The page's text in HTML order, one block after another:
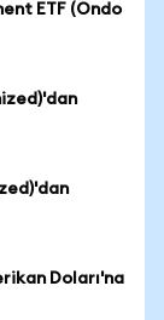
ETF (Ondo
Doları'na